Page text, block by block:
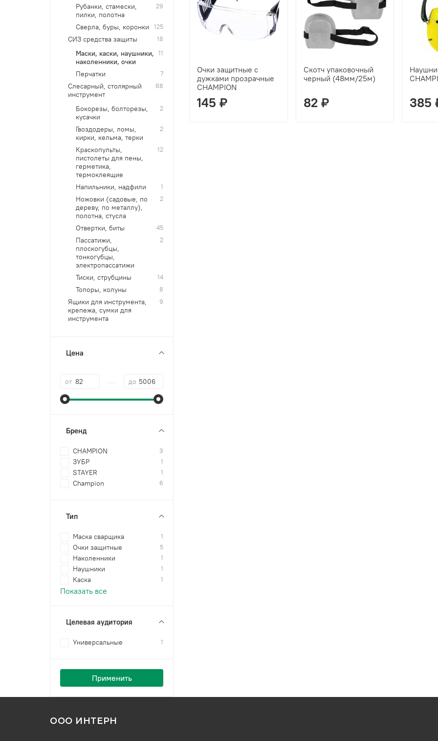
Очки защитные с
дужками прозрачные
CHAMPION
145 ₽
Скотч упаковочный
черный (48мм/25м)
82 ₽ 385
Рубанки, стамески,
пилки, полотна
29
Сверла, буры, коронки 125
СИЗ средства защиты 18
Маски, каски, наушники,
наколенники, очки
11
Перчатки 7
Слесарный, столярный
инструмент
88
Бокорезы, болторезы,
кусачки
2
Гвоздодеры, ломы,
кирки, кельма, терки
2
Краскопульты,
пистолеты для пены,
герметика,
термоклеящие
12
Напильники, надфили 1
Ножовки (садовые, по
дереву, по металлу),
полотна, стусла
2
Отвертки, биты 45
Пассатижи,
плоскогубцы,
тонкогубцы,
электропассатижи
2
Тиски, струбцины 14
Топоры, колуны 8
Ящики для инструмента,
крепежа, сумки для
инструмента
9
Цена
от до
Бренд
CHAMPION 3
ЗУБР 1
STAYER 1
Champion 6
Тип
Маска сварщика 1
Очки защитные 5
Наколенники 1
Наушники 1
Каска 1
Показать все
Целевая аудитория
Универсальные 1
Применить
ООО ИНТЕРН